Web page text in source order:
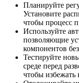
Планируйте
Установите
чтобы процесс
Используйте
позволяющие
компонентов
Тестируйте
среде перед
чтобы